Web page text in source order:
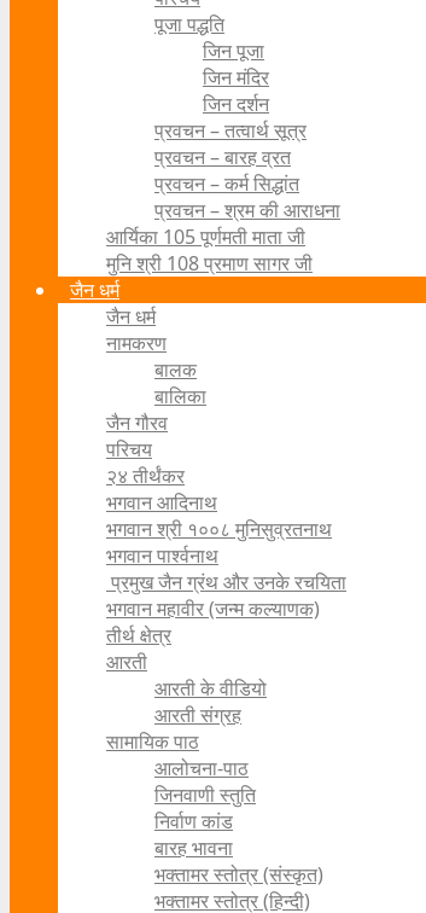
पूजा पद्धति
जिन पूजा
जिन मंदिर
जिन दर्शन
प्रवचन – तत्वार्थ सूत्र
प्रवचन – बारह व्रत
प्रवचन – कर्म सिद्धांत
प्रवचन – श्रम की आराधना
आर्यिका 105 पूर्णमती माता जी
मुनि श्री 108 प्रमाण सागर जी
जैन धर्म
जैन धर्म
नामकरण
बालक
बालिका
जैन गौरव
परिचय
२४ तीर्थंकर
भगवान आदिनाथ
भगवान श्री १००८ मुनिसुव्रतनाथ
भगवान पार्श्वनाथ
प्रमुख जैन ग्रंथ और उनके रचयिता
भगवान महावीर (जन्म कल्याणक)
तीर्थ क्षेत्र
आरती
आरती के वीडियो
आरती संग्रह
सामायिक पाठ
आलोचना-पाठ
जिनवाणी स्तुति
निर्वाण कांड
बारह भावना
भक्तामर स्तोत्र (संस्कृत)
भक्तामर स्तोत्र (हिन्दी)